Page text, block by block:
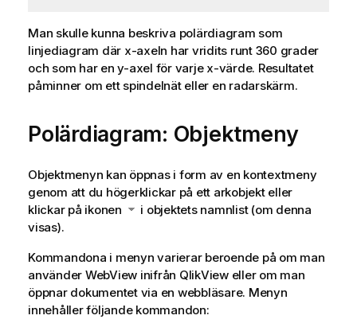
Man skulle kunna beskriva polärdiagram som
linjediagram där x-axeln har vridits runt 360 grader
och som har en y-axel för varje x-värde. Resultatet
påminner om ett spindelnät eller en radarskärm.
Polärdiagram: Objektmeny
Objektmenyn kan öppnas i form av en kontextmeny
genom att du högerklickar på ett arkobjekt eller
klickar på ikonen
i objektets namnlist (om denna
visas).
Kommandona i menyn varierar beroende på om man
använder WebView inifrån QlikView eller om man
öppnar dokumentet via en webbläsare. Menyn
innehåller följande kommandon: